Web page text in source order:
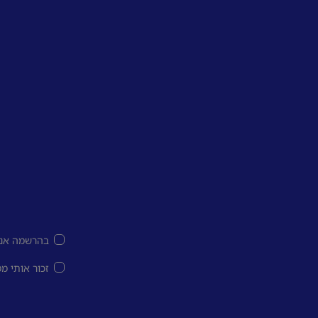
בהרשמה
זכור אותי